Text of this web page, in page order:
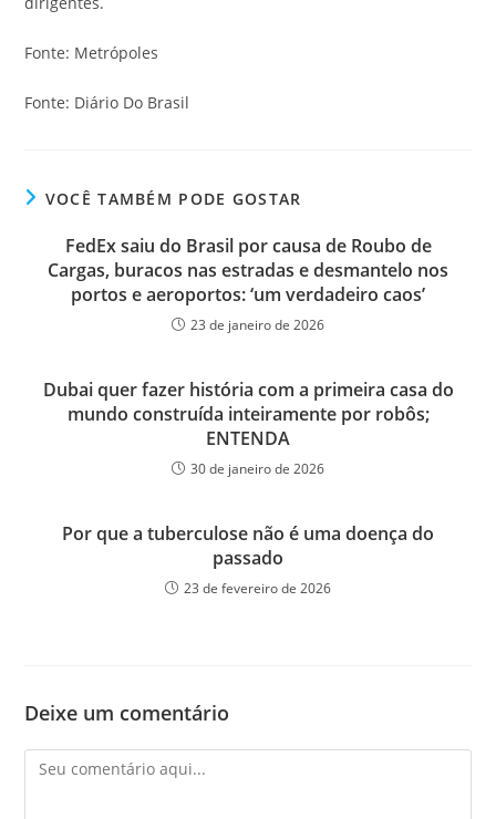
Fonte: Metrópoles
Fonte: Diário Do Brasil
VOCÊ TAMBÉM PODE GOSTAR
FedEx saiu do Brasil por causa de Roubo de
Cargas, buracos nas estradas e desmantelo nos
portos e aeroportos: ‘um verdadeiro caos’
23 de janeiro de 2026
Dubai quer fazer história com a primeira casa do
mundo construída inteiramente por robôs;
ENTENDA
30 de janeiro de 2026
Por que a tuberculose não é uma doença do
passado
23 de fevereiro de 2026
Deixe um comentário
Comentário